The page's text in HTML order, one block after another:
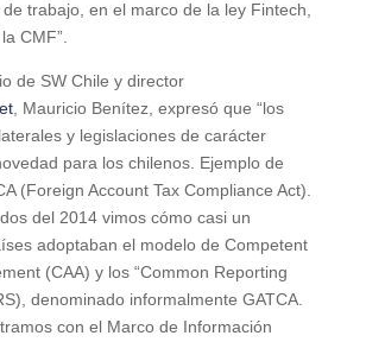
trabajo, en el marco de la ley Fintech,
CMF”.
de SW Chile y director
, Mauricio Benítez, expresó que “los
y legislaciones de carácter
para los chilenos. Ejemplo de
(Foreign Account Tax Compliance Act).
del 2014 vimos cómo casi un
adoptaban el modelo de Competent
(CAA) y los “Common Reporting
denominado informalmente GATCA.
con el Marco de Información